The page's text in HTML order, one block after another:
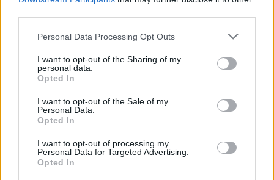
Personal Data Processing Opt Outs
I want to opt-out of the Sharing of my
personal data.
Opted In
I want to opt-out of the Sale of my
Personal Data.
Opted In
I want to opt-out of processing my
Personal Data for Targeted Advertising.
Opted In